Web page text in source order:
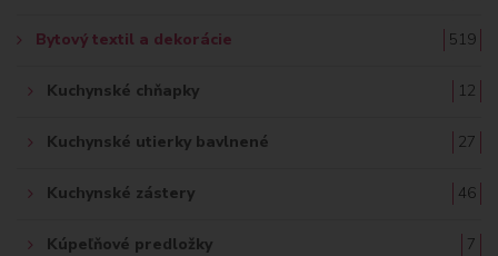
Bytový textil a dekorácie 519
Kuchynské chňapky 12
Kuchynské utierky bavlnené 27
Kuchynské zástery 46
Kúpeľňové predložky 7